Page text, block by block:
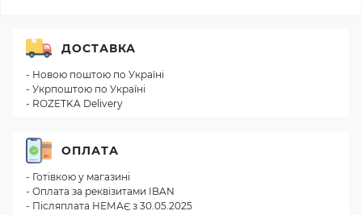
ДОСТАВКА
- Новою поштою по Україні
- Укрпоштою по Україні
- ROZETKA Delivery
ОПЛАТА
- Готівкою у магазині
- Оплата за реквізитами IBAN
- Післяплата НЕМАЄ з 30.05.2025